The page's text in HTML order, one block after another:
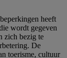
heeft
wordt gegeven
zich bezig te
De
toerisme, cultuur